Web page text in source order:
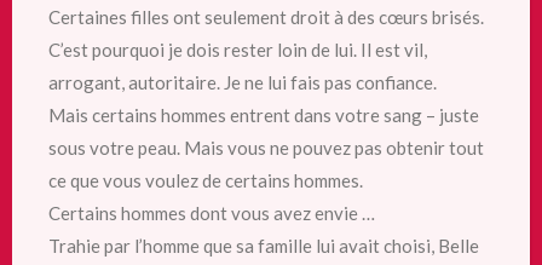
Certaines filles ont seulement droit à des cœurs brisés.
C’est pourquoi je dois rester loin de lui. Il est vil,
arrogant, autoritaire. Je ne lui fais pas confiance.
Mais certains hommes entrent dans votre sang – juste
sous votre peau. Mais vous ne pouvez pas obtenir tout
ce que vous voulez de certains hommes.
Certains hommes dont vous avez envie …
Trahie par l’homme que sa famille lui avait choisi, Belle